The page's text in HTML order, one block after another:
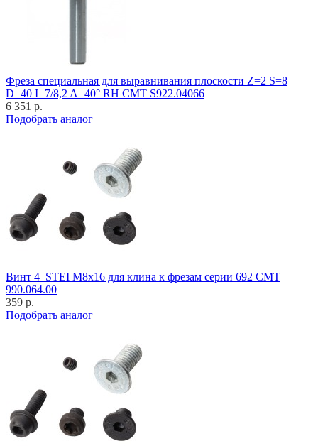
Фреза специальная для выравнивания плоскости Z=2 S=8
D=40 I=7/8,2 A=40° RH CMT S922.04066
6 351 р.
Подобрать аналог
Винт 4_STEI M8x16 для клина к фрезам серии 692 CMT
990.064.00
359 р.
Подобрать аналог